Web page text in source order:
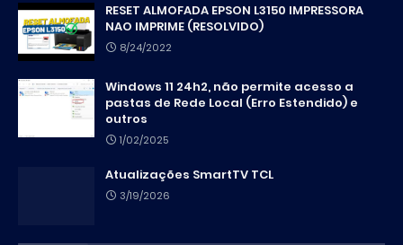
RESET ALMOFADA EPSON L3150 IMPRESSORA
NAO IMPRIME (RESOLVIDO)
8/24/2022
Windows 11 24h2, não permite acesso a
pastas de Rede Local (Erro Estendido) e
outros
1/02/2025
Atualizações SmartTV TCL
3/19/2026